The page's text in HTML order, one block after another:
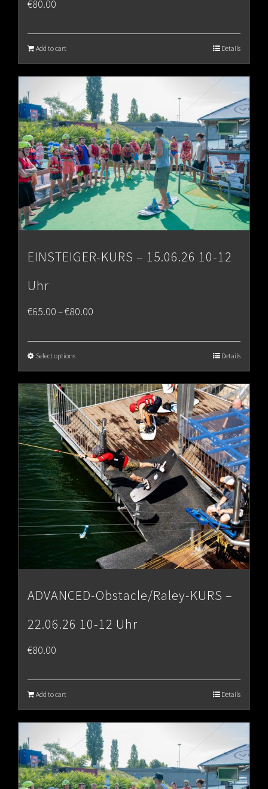
€80.00
Add to cart Details
EINSTEIGER-KURS – 15.06.26 10-12
Uhr
€65.00–€80.00
€80.00
Select options Details
ADVANCED-Obstacle/Raley-KURS –
22.06.26 10-12 Uhr
€80.00
Add to cart Details